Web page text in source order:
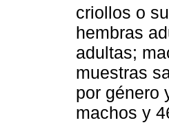
criollos o
hembras
adultas;
muestras
por género
machos y